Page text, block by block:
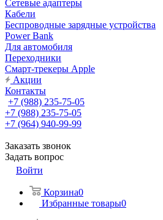
Сетевые адаптеры
Кабели
Беспроводные зарядные устройства
Power Bank
Для автомобиля
Переходники
Смарт-трекеры Apple
Акции
Контакты
+7 (988) 235-75-05
+7 (988) 235-75-05
+7 (964) 940-99-99
Заказать звонок
Задать вопрос
Войти
Корзина0
Избранные товары0